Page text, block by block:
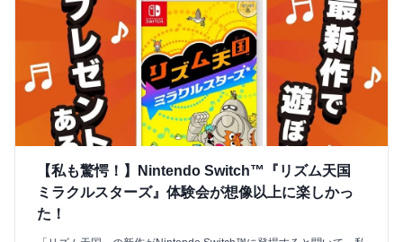
【私も驚愕！】Nintendo Switch™『リズム天国
ミラクルスターズ』体験会が想像以上に楽しかっ
た！